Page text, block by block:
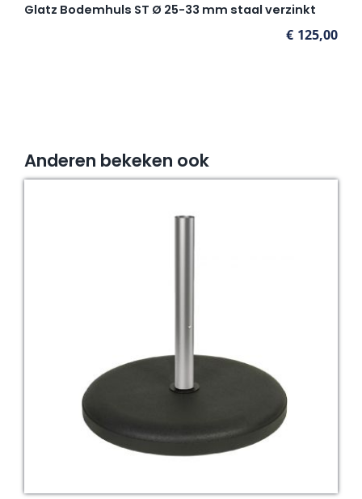
Glatz Bodemhuls ST Ø 25-33 mm staal verzinkt
€ 125,00
Anderen bekeken ook